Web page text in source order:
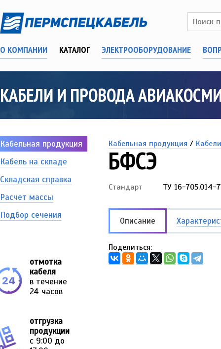
О КОМПАНИИ КАТАЛОГ ЭЛЕКТРООБОРУДОВАНИЕ
КАБЕЛИ И ПРОВОДА
Кабельная продукция
Кабель на складе
Складская справка
Расчет массы
Подбор сечения
отмотка
кабеля
в течение
24 часов
отгрузка
продукции
с 9:00 до
Кабельная продукция /
БФСЭ
Стандарт ТУ 16-705.014-
Описание
Поделиться: